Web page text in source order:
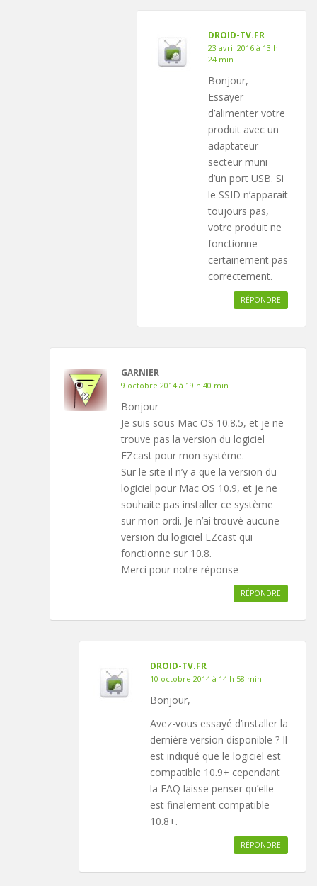
DROID-TV.FR
23 avril 2016 à 13 h
24 min
Bonjour,
Essayer
d’alimenter votre
produit avec un
adaptateur
secteur muni
d’un port USB. Si
le SSID n’apparait
toujours pas,
votre produit ne
fonctionne
certainement pas
correctement.
RÉPONDRE
GARNIER
9 octobre 2014 à 19 h 40 min
Bonjour
Je suis sous Mac OS 10.8.5, et je ne
trouve pas la version du logiciel
EZcast pour mon système.
Sur le site il n’y a que la version du
logiciel pour Mac OS 10.9, et je ne
souhaite pas installer ce système
sur mon ordi. Je n’ai trouvé aucune
version du logiciel EZcast qui
fonctionne sur 10.8.
Merci pour notre réponse
RÉPONDRE
DROID-TV.FR
10 octobre 2014 à 14 h 58 min
Bonjour,
Avez-vous essayé d’installer la
dernière version disponible ? Il
est indiqué que le logiciel est
compatible 10.9+ cependant
la FAQ laisse penser qu’elle
est finalement compatible
10.8+.
RÉPONDRE